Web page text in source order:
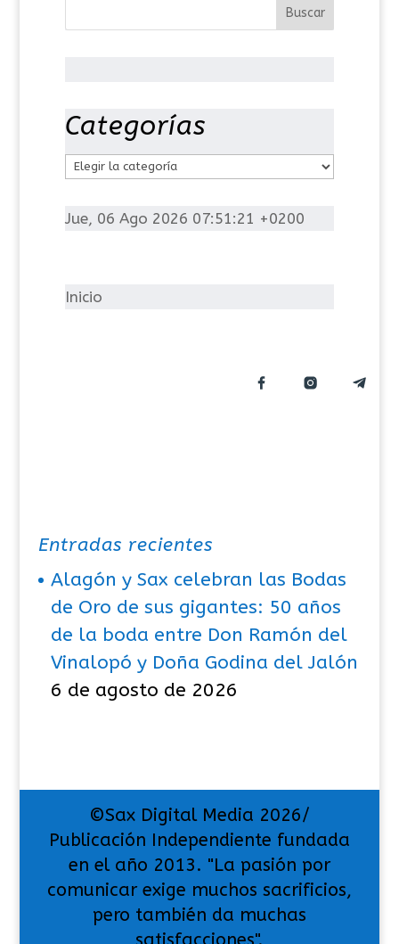
Categorías
t
o
Jue, 06 Ago 2026 07:51:21 +0200
Inicio
Entradas recientes
Alagón y Sax celebran las Bodas
de Oro de sus gigantes: 50 años
de la boda entre Don Ramón del
Vinalopó y Doña Godina del Jalón
6 de agosto de 2026
©Sax Digital Media 2026/
Publicación Independiente fundada
en el año 2013. "La pasión por
comunicar exige muchos sacrificios,
pero también da muchas